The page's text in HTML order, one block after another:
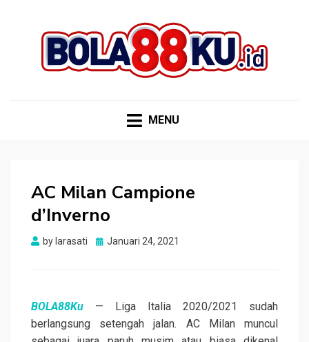
MENU
AC Milan Campione
d’Inverno
by larasati
Posted
Januari 24, 2021
BOLA88Ku — Liga Italia 2020/2021 sudah
berlangsung setengah jalan. AC Milan muncul